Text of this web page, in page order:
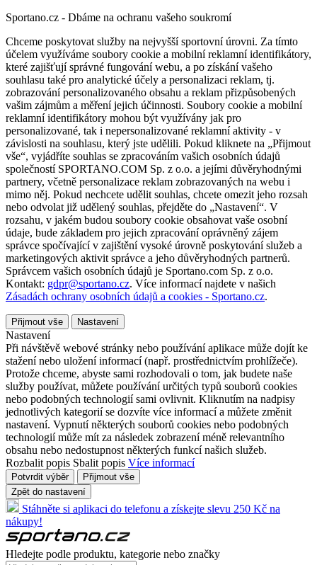
Sportano.cz - Dbáme na ochranu vašeho soukromí
Chceme poskytovat služby na nejvyšší sportovní úrovni. Za tímto
účelem využíváme soubory cookie a mobilní reklamní identifikátory,
které zajišťují správné fungování webu, a po získání vašeho
souhlasu také pro analytické účely a personalizaci reklam, tj.
zobrazování personalizovaného obsahu a reklam přizpůsobených
vašim zájmům a měření jejich účinnosti. Soubory cookie a mobilní
reklamní identifikátory mohou být využívány jak pro
personalizované, tak i nepersonalizované reklamní aktivity - v
závislosti na souhlasu, který jste udělili. Pokud kliknete na „Přijmout
vše“, vyjádříte souhlas se zpracováním vašich osobních údajů
společností SPORTANO.COM Sp. z o.o. a jejími důvěryhodnými
partnery, včetně personalizace reklam zobrazovaných na webu i
mimo něj. Pokud nechcete udělit souhlas, chcete omezit jeho rozsah
nebo odvolat již udělený souhlas, přejděte do „Nastavení“. V
rozsahu, v jakém budou soubory cookie obsahovat vaše osobní
údaje, bude základem pro jejich zpracování oprávněný zájem
správce spočívající v zajištění vysoké úrovně poskytování služeb a
marketingových aktivit správce a jeho důvěryhodných partnerů.
Správcem vašich osobních údajů je Sportano.com Sp. z o.o.
Kontakt: gdpr@sportano.cz. Více informací najdete v našich
Zásadách ochrany osobních údajů a cookies - Sportano.cz.
Přijmout vše Nastavení
Nastavení
Při návštěvě webové stránky nebo používání aplikace může dojít ke
stažení nebo uložení informací (např. prostřednictvím prohlížeče).
Protože chceme, abyste sami rozhodovali o tom, jak budete naše
služby používat, můžete používání určitých typů souborů cookies
nebo podobných technologií sami ovlivnit. Kliknutím na nadpisy
jednotlivých kategorií se dozvíte více informací a můžete změnit
nastavení. Vypnutí některých souborů cookies nebo podobných
technologií může mít za následek zobrazení méně relevantního
obsahu nebo nedostupnost některých funkcí našich služeb.
Rozbalit popis Sbalit popis Více informací
Potvrdit výběr
Přijmout vše
Zpět do nastavení
Stáhněte si aplikaci do telefonu a získejte slevu 250 Kč na
nákupy!
Hledejte podle produktu, kategorie nebo značky